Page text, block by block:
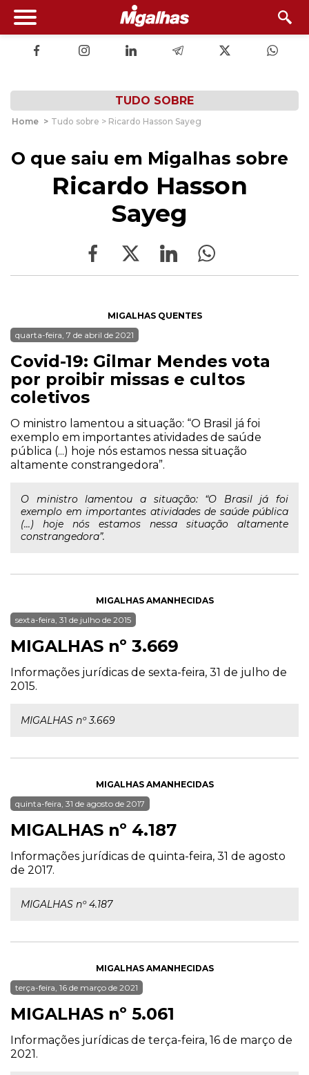
TUDO SOBRE
Home > Tudo sobre > Ricardo Hasson Sayeg
O que saiu em Migalhas sobre
Ricardo Hasson
Sayeg
MIGALHAS QUENTES
quarta-feira, 7 de abril de 2021
Covid-19: Gilmar Mendes vota
por proibir missas e cultos
coletivos
O ministro lamentou a situação: “O Brasil já foi
exemplo em importantes atividades de saúde
pública (...) hoje nós estamos nessa situação
altamente constrangedora”.
O ministro lamentou a situação: “O Brasil já foi
exemplo em importantes atividades de saúde pública
(...) hoje nós estamos nessa situação altamente
constrangedora”.
MIGALHAS AMANHECIDAS
sexta-feira, 31 de julho de 2015
MIGALHAS nº 3.669
Informações jurídicas de sexta-feira, 31 de julho de
2015.
MIGALHAS nº 3.669
MIGALHAS AMANHECIDAS
quinta-feira, 31 de agosto de 2017
MIGALHAS nº 4.187
Informações jurídicas de quinta-feira, 31 de agosto
de 2017.
MIGALHAS nº 4.187
MIGALHAS AMANHECIDAS
terça-feira, 16 de março de 2021
MIGALHAS nº 5.061
Informações jurídicas de terça-feira, 16 de março de
2021.